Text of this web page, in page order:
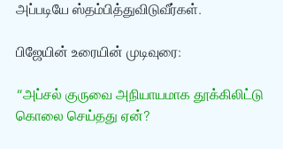
அப்படியே ஸ்தம்பித்துவிடுவீர்கள்.
பிஜேயின் உரையின் முடிவுரை:
“அப்சல் குருவை அநியாயமாக தூக்கிலிட்டு
கொலை செய்தது ஏன்?